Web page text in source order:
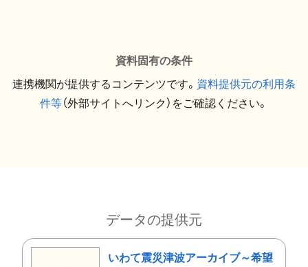
資料固有の条件
連携機関が提供するコンテンツです。 資料提供元の利用条
件等（外部サイトへリンク）をご確認ください。
データの提供元
いわて震災津波アーカイブ～希望